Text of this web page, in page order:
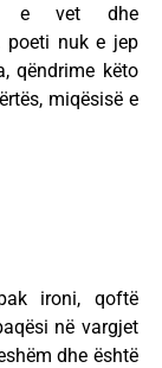
e vet dhe
poeti nuk e jep
qëndrime këto
miqësisë e
ironi, qoftë
në vargjet
dhe është